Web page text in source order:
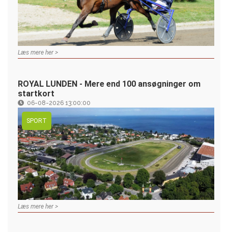
Læs mere her >
ROYAL LUNDEN - Mere end 100 ansøgninger om
startkort
06-08-2026 13:00:00
SPORT
Læs mere her >